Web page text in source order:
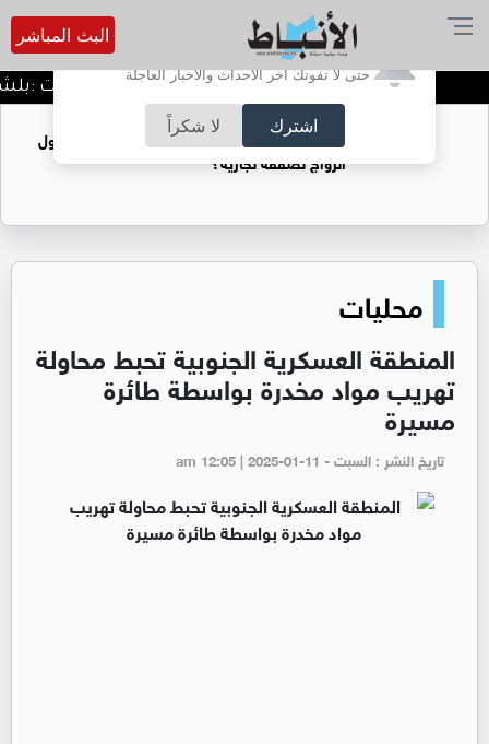
أترغب في تفعيل الإشعارات؟
حتى لا تفوتك آخر الأحداث والأخبار العاجلة
اشترك لا شكراً
البث المباشر
الدميسي لجماهير الوحدات :بلشنا بالمغرفة و
فتيات يستغللنه لتحقيق مكاسب مادية.. هل تحول
الزواج لصفقة تجارية؟
محليات
المنطقة العسكرية الجنوبية تحبط محاولة
تهريب مواد مخدرة بواسطة طائرة
مسيرة
تاريخ النشر : السبت - am 12:05 | 2025-01-11